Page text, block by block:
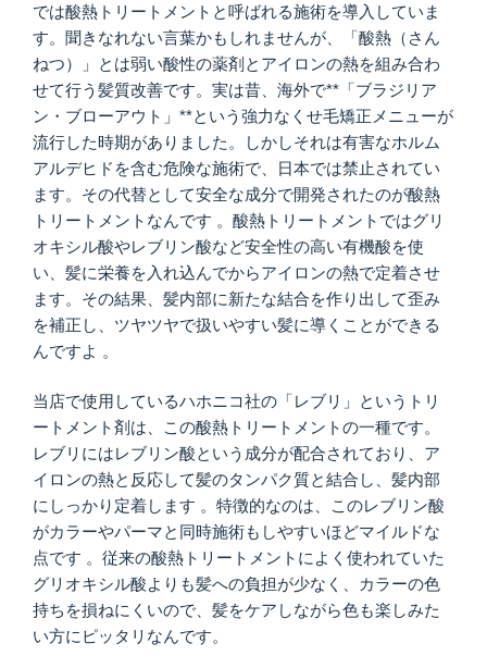
では酸熱トリートメントと呼ばれる施術を導入していま
す。聞きなれない言葉かもしれませんが、「酸熱（さん
ねつ）」とは弱い酸性の薬剤とアイロンの熱を組み合わ
せて行う髪質改善です。実は昔、海外で**「ブラジリア
ン・ブローアウト」**という強力なくせ毛矯正メニューが
流行した時期がありました。しかしそれは有害なホルム
アルデヒドを含む危険な施術で、日本では禁止されてい
ます。その代替として安全な成分で開発されたのが酸熱
トリートメントなんです 。酸熱トリートメントではグリ
オキシル酸やレブリン酸など安全性の高い有機酸を使
い、髪に栄養を入れ込んでからアイロンの熱で定着させ
ます。その結果、髪内部に新たな結合を作り出して歪み
を補正し、ツヤツヤで扱いやすい髪に導くことができる
んですよ 。
当店で使用しているハホニコ社の「レブリ」というトリ
ートメント剤は、この酸熱トリートメントの一種です。
レブリにはレブリン酸という成分が配合されており、ア
イロンの熱と反応して髪のタンパク質と結合し、髪内部
にしっかり定着します 。特徴的なのは、このレブリン酸
がカラーやパーマと同時施術もしやすいほどマイルドな
点です 。従来の酸熱トリートメントによく使われていた
グリオキシル酸よりも髪への負担が少なく、カラーの色
持ちを損ねにくいので、髪をケアしながら色も楽しみた
い方にピッタリなんです。